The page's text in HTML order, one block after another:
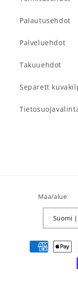
Palautusehdot
Palveluehdot
Takuuehdot
Separett
Maa/alue
Maksutavat